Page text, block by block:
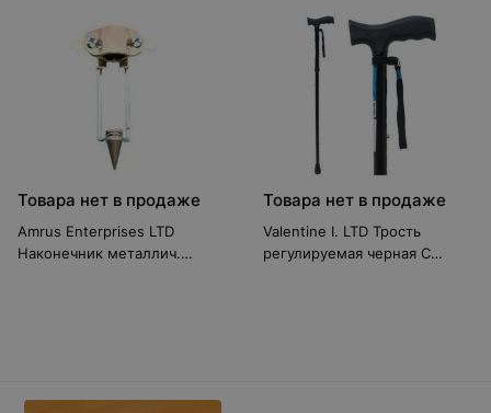
Товара нет в продаже
Amrus Enterprises LTD
Наконечник металлич.
Товара нет в продаже
Valentine I. LTD Трость
регулируемая черная C